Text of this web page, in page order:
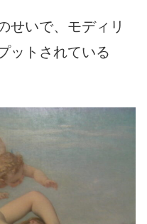
せいで、モディリ
ットされている